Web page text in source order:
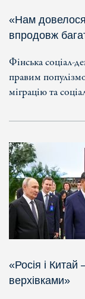
«Нам довелося
впродовж
Фінська соціал-
правим
міграцію та
«Росія і Китай
верхівками»